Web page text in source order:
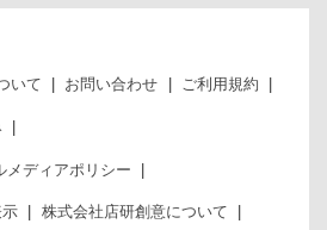
いて お問い合わせ ご利用規約
メディアポリシー
株式会社店研創意について